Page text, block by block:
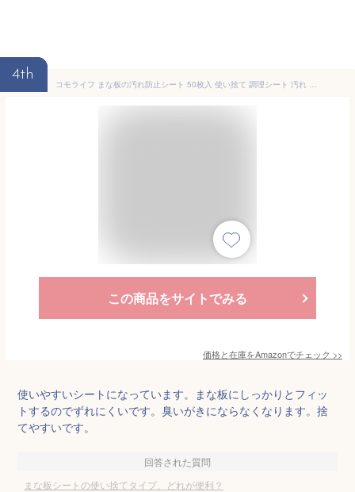
4th
コモライフ まな板の汚れ防止シート 50枚入 使い捨て 調理シート 汚れ 色移り ニオイ 防止 メモリ付 日本製
この商品をサイトでみる
価格と在庫をAmazonでチェック >>
使いやすいシートになっています。まな板にしっかりとフィッ
トするのでずれにくいです。臭いがきにならなくなります。捨
てやすいです。
回答された質問
まな板シートの使い捨てタイプ、どれが便利？